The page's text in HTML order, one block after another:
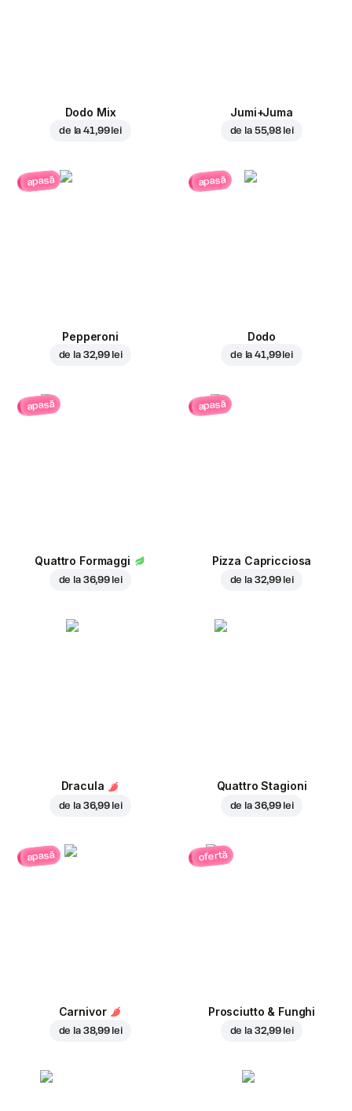
Dodo Mix
de la41,99 lei
Jumi+Juma
de la 55,98 lei
apasă
Pepperoni
de la 32,99 lei
apasă
Dodo
de la41,99 lei
apasă
Quattro Formaggi
de la 36,99 lei
apasă
Pizza Capricciosa
de la 32,99 lei
Dracula
de la 36,99 lei
Quattro Stagioni
de la 36,99 lei
apasă
Carnivor
de la 38,99 lei
ofertă
Prosciutto & Funghi
de la 32,99 lei